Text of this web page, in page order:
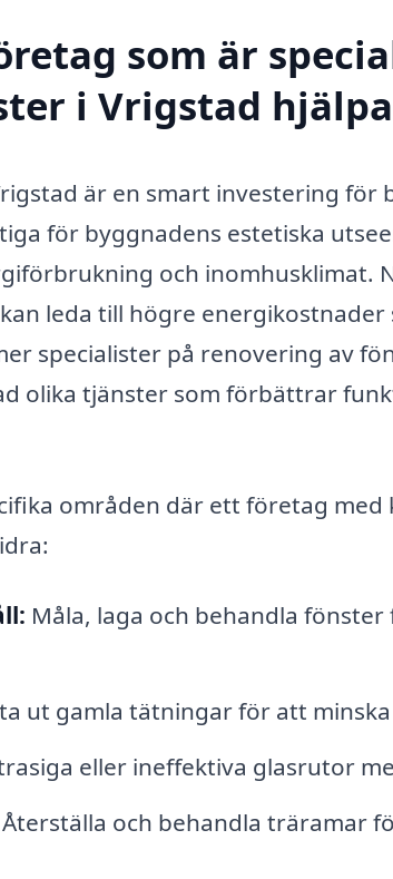
som är
i Vrigstad
är en smart investering för
för byggnadens estetiska
och inomhusklimat.
leda till högre
specialister på renovering av
olika tjänster som förbättrar
områden där ett företag
Måla, laga och behandla
ut gamla tätningar för att
eller ineffektiva glasrutor
Återställa och behandla träramar